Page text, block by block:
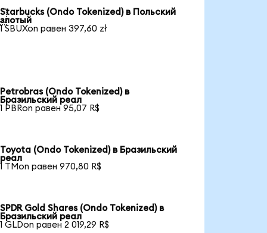
Starbucks (Ondo Tokenized) в Польский
злотый
1 SBUXon равен 397,60 zł
Petrobras (Ondo Tokenized) в
Бразильский реал
1 PBRon равен 95,07 R$
Toyota (Ondo Tokenized) в Бразильский
реал
1 TMon равен 970,80 R$
SPDR Gold Shares (Ondo Tokenized) в
Бразильский реал
1 GLDon равен 2 019,29 R$